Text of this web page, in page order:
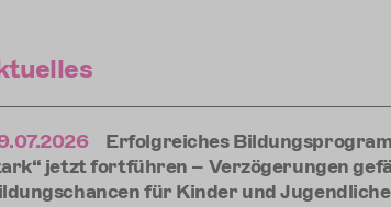
Erfolgreiches
jetzt fortführen – Verzögerungen
für Kinder und Jugendliche